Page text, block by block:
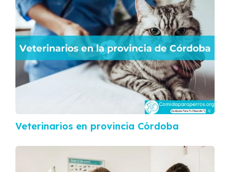
Veterinarios en provincia Córdoba